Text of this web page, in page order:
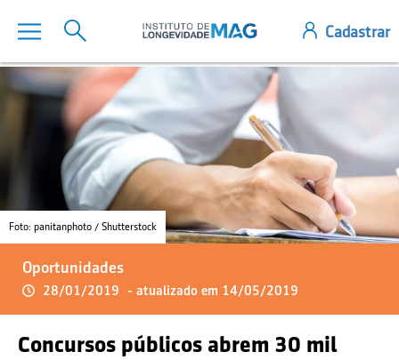
Foto: panitanphoto / Shutterstock
Oportunidades
28/01/2019 - atualizado em 14/05/2019
Concursos públicos abrem 30 mil